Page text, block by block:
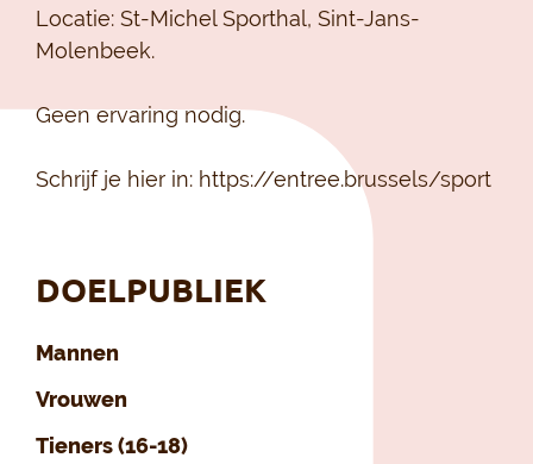
Locatie: St-Michel Sporthal, Sint-Jans-
Molenbeek.
Geen ervaring nodig.
Schrijf je hier in: https://entree.brussels/sport
DOELPUBLIEK
Mannen
Vrouwen
Tieners (16-18)